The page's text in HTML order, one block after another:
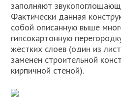
заполняют
Фактически данная
собой описанную выше
гипсокартонную
жестких слоев (один из
заменен строительной
кирпичной стеной).